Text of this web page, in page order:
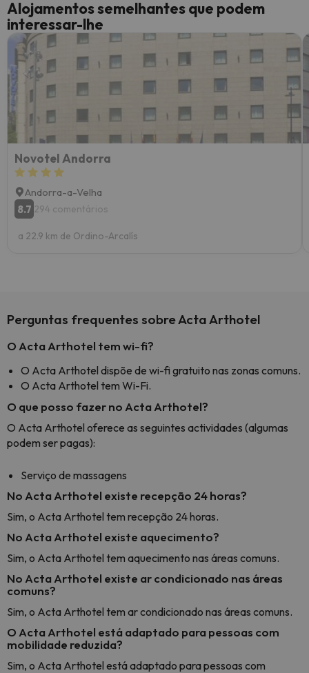
Alojamentos semelhantes que podem
interessar-lhe
Novotel Andorra
Andorra-a-Velha
8.7 294 comentários
a 22.9 km de Ordino-Arcalís
Perguntas frequentes sobre Acta Arthotel
O Acta Arthotel tem wi-fi?
O Acta Arthotel dispõe de wi-fi gratuito nas zonas comuns.
O Acta Arthotel tem Wi-Fi.
O que posso fazer no Acta Arthotel?
O Acta Arthotel oferece as seguintes actividades (algumas
podem ser pagas):
Serviço de massagens
No Acta Arthotel existe recepção 24 horas?
Sim, o Acta Arthotel tem recepção 24 horas.
No Acta Arthotel existe aquecimento?
Sim, o Acta Arthotel tem aquecimento nas áreas comuns.
No Acta Arthotel existe ar condicionado nas áreas
comuns?
Sim, o Acta Arthotel tem ar condicionado nas áreas comuns.
O Acta Arthotel está adaptado para pessoas com
mobilidade reduzida?
Sim, o Acta Arthotel está adaptado para pessoas com